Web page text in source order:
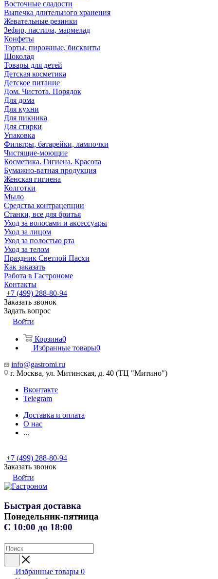
Восточные сладости
Выпечка длительного хранения
Жевательные резинки
Зефир, пастила, мармелад
Конфеты
Торты, пирожные, бисквиты
Шоколад
Товары для детей
Детская косметика
Детское питание
Дом. Чистота. Порядок
Для дома
Для кухни
Для пикника
Для стирки
Упаковка
Фильтры, батарейки, лампочки
Чистящие-моющие
Косметика. Гигиена. Красота
Бумажно-ватная продукция
Женская гигиена
Колготки
Мыло
Средства контрацепции
Станки, все для бритья
Уход за волосами и аксессуары
Уход за лицом
Уход за полостью рта
Уход за телом
Праздник Светлой Пасхи
Как заказать
Работа в Гастрономе
Контакты
+7 (499) 288-80-94
Заказать звонок
Задать вопрос
Войти
Корзина0
Избранные товары0
info@gastromi.ru
г. Москва, ул. Митинская, д. 40 (ТЦ "Митино")
Вконтакте
Telegram
Доставка и оплата
О нас
...
+7 (499) 288-80-94
Заказать звонок
Войти
Быстрая доставка
Понедельник-пятница
С 10:00 до 18:00
Избранные товары 0